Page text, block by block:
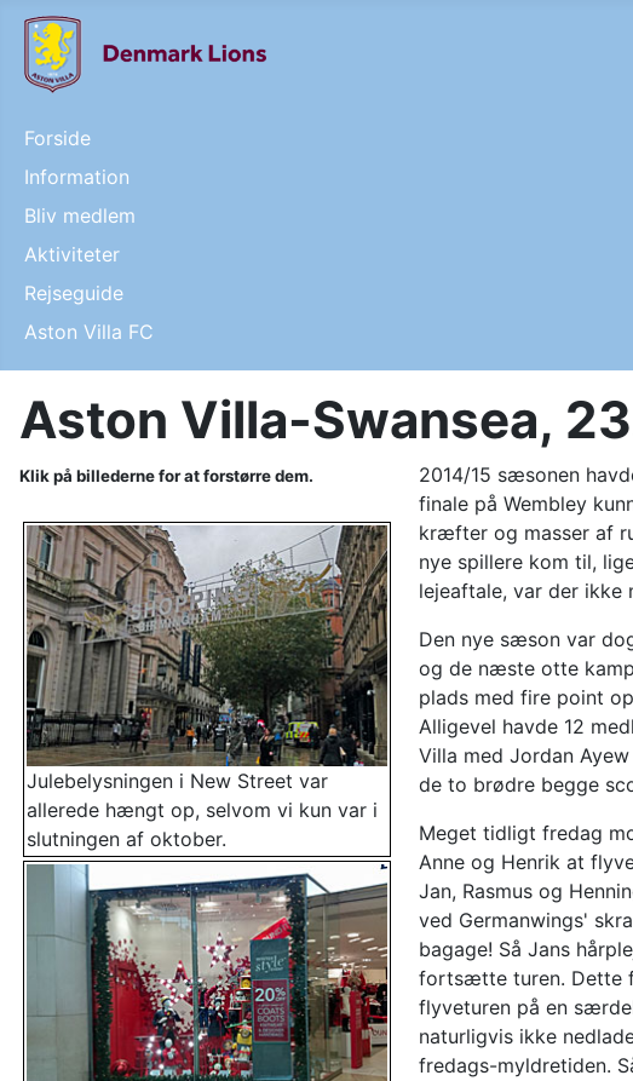
Forside
Information
Bliv medlem
Aktiviteter
Rejseguide
Aston Villa FC
Aston Villa-Swansea,
Klik på billederne for at forstørre dem.
Julebelysningen i New Street var
allerede hængt op, selvom vi kun var i
slutningen af oktober.
2014/15 sæsonen
finale på Wembley
kræfter og masser af
nye spillere kom til,
lejeaftale, var der ikke
Den nye sæson var
og de næste otte
plads med fire point
Alligevel havde 12
Villa med Jordan
de to brødre begge
Meget tidligt fredag
Anne og Henrik at
Jan, Rasmus og
ved Germanwings'
bagage! Så Jans
fortsætte turen. Dette
flyveturen på en
naturligvis ikke
fredags-myldretiden.